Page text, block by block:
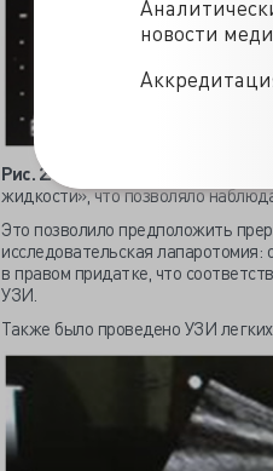
новости
Рис. 2. УЗИ органов малого таза
жидкости», что позволяло
Это позволило предположить
исследовательская
в правом придатке, что
УЗИ.
Также было проведено УЗИ